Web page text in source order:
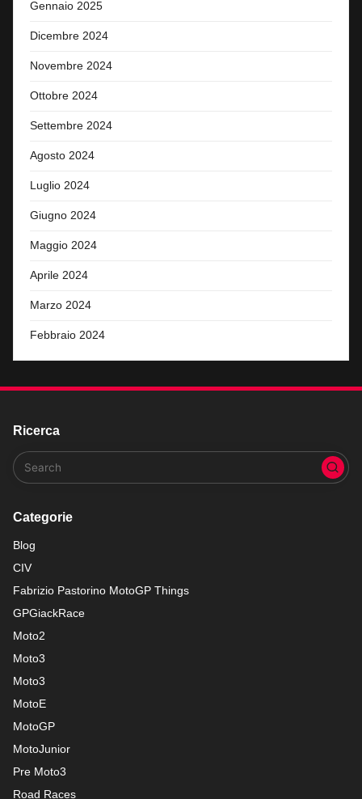
Gennaio 2025
Dicembre 2024
Novembre 2024
Ottobre 2024
Settembre 2024
Agosto 2024
Luglio 2024
Giugno 2024
Maggio 2024
Aprile 2024
Marzo 2024
Febbraio 2024
Ricerca
Categorie
Blog
CIV
Fabrizio Pastorino MotoGP Things
GPGiackRace
Moto2
Moto3
Moto3
MotoE
MotoGP
MotoJunior
Pre Moto3
Road Races